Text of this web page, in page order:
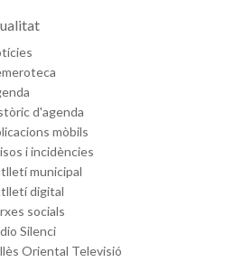
d'agenda
mòbils
i incidències
municipal
digital
socials
Silenci
Oriental Televisió